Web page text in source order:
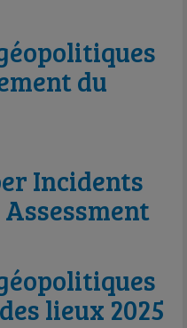
du
Incidents
Assessment
lieux 2025